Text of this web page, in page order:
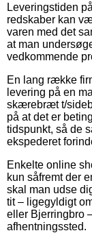
Leveringstiden
redskaber kan
varen med det
at man
vedkommende
En lang række
levering på en
skærebræt t/
på at det er
tidspunkt, så de
ekspederet
Enkelte online
kun såfremt der
skal man udse
tit – ligegyldigt
eller Bjerringbro
afhentningssted.